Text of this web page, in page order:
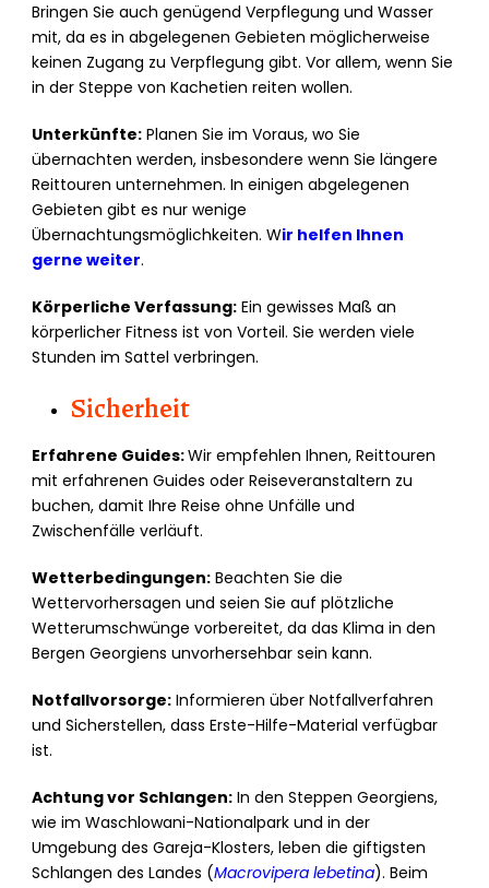
Bringen Sie auch genügend Verpflegung und Wasser
mit, da es in abgelegenen Gebieten möglicherweise
keinen Zugang zu Verpflegung gibt. Vor allem, wenn Sie
in der Steppe von Kachetien reiten wollen.
Unterkünfte: Planen Sie im Voraus, wo Sie
übernachten werden, insbesondere wenn Sie längere
Reittouren unternehmen. In einigen abgelegenen
Gebieten gibt es nur wenige
Übernachtungsmöglichkeiten. Wir helfen Ihnen
gerne weiter.
Körperliche Verfassung: Ein gewisses Maß an
körperlicher Fitness ist von Vorteil. Sie werden viele
Stunden im Sattel verbringen.
Sicherheit
Erfahrene Guides:Wir empfehlen Ihnen, Reittouren
mit erfahrenen Guides oder Reiseveranstaltern zu
buchen, damit Ihre Reise ohne Unfälle und
Zwischenfälle verläuft.
Wetterbedingungen: Beachten Sie die
Wettervorhersagen und seien Sie auf plötzliche
Wetterumschwünge vorbereitet, da das Klima in den
Bergen Georgiens unvorhersehbar sein kann.
Notfallvorsorge: Informieren über Notfallverfahren
und Sicherstellen, dass Erste-Hilfe-Material verfügbar
ist.
Achtung vor Schlangen: In den Steppen Georgiens,
wie im Waschlowani-Nationalpark und in der
Umgebung des Gareja-Klosters, leben die giftigsten
Schlangen des Landes (Macrovipera lebetina). Beim